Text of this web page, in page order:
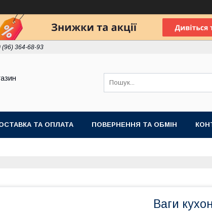
(96) 364-68-93
ТА ОПЛАТА ПОВЕРНЕННЯ ТА ОБМІН
Ваги